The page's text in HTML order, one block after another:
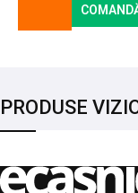
PRODUSE